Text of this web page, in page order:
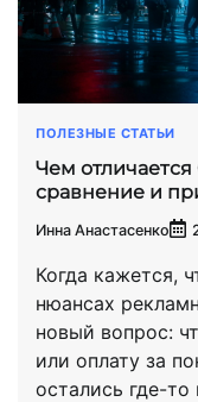
ПОЛЕЗНЫЕ СТАТЬИ
Чем отличается
сравнение и
Инна Анастасенко
Когда кажется,
нюансах
новый вопрос:
или оплату за
остались где-